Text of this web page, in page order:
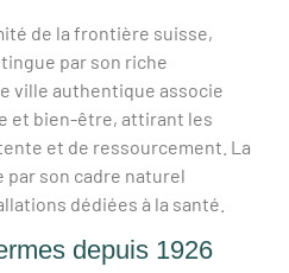
de la frontière suisse,
par son riche
ville authentique associe
et bien-être, attirant les
et de ressourcement. La
son cadre naturel
dédiées à la santé.
depuis 1926